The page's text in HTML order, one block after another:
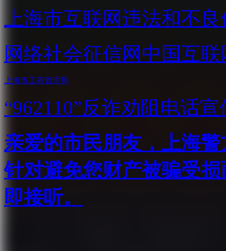
上海市互联网违法和不
网络社会征信网 中国互
上海市工商管理局
“962110”反诈劝阻电话宣
亲爱的市民朋友，上海
针对避免您财产被骗受
即接听。